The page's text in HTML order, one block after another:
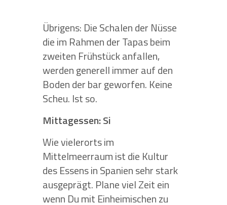
Übrigens: Die Schalen der Nüsse
die im Rahmen der Tapas beim
zweiten Frühstück anfallen,
werden generell immer auf den
Boden der bar geworfen. Keine
Scheu. Ist so.
Mittagessen: Si
Wie vielerorts im
Mittelmeerraum ist die Kultur
des Essens in Spanien sehr stark
ausgeprägt. Plane viel Zeit ein
wenn Du mit Einheimischen zu